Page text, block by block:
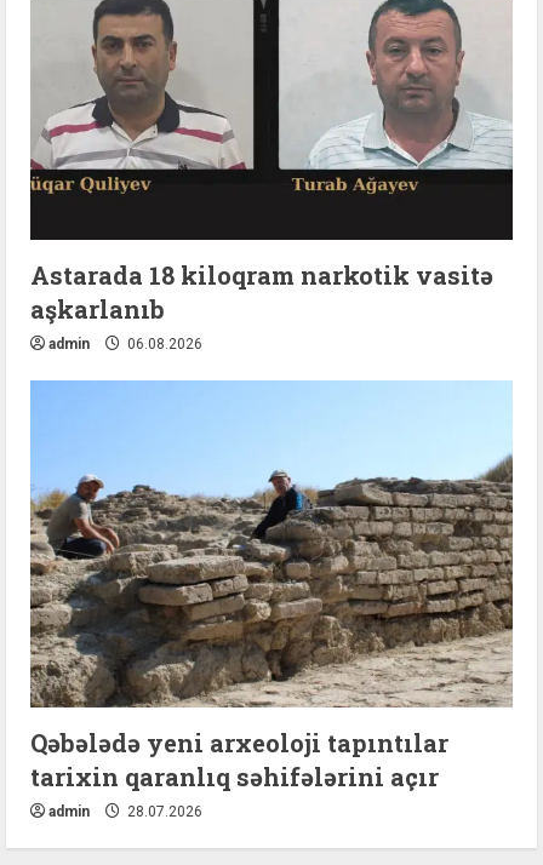
Astarada 18 kiloqram narkotik vasitə
aşkarlanıb
admin 06.08.2026
Qəbələdə yeni arxeoloji tapıntılar
tarixin qaranlıq səhifələrini açır
admin 28.07.2026